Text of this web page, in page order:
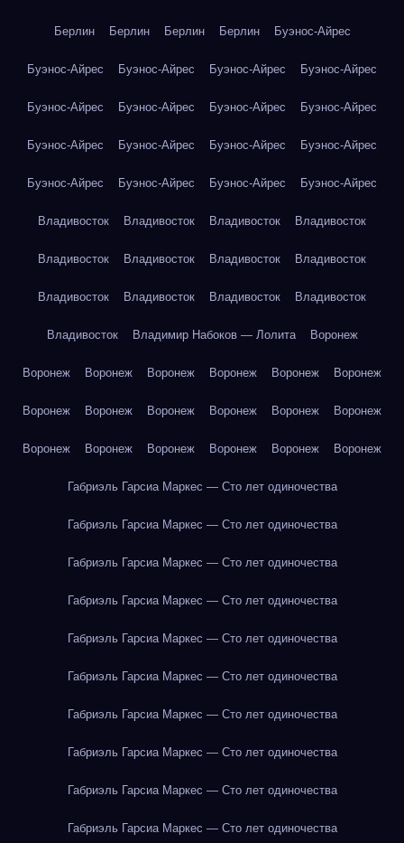
Берлин Берлин Берлин Берлин Буэнос-Айрес
Буэнос-Айрес Буэнос-Айрес Буэнос-Айрес Буэнос-Айрес
Буэнос-Айрес Буэнос-Айрес Буэнос-Айрес Буэнос-Айрес
Буэнос-Айрес Буэнос-Айрес Буэнос-Айрес Буэнос-Айрес
Буэнос-Айрес Буэнос-Айрес Буэнос-Айрес Буэнос-Айрес
Владивосток Владивосток Владивосток Владивосток
Владивосток Владивосток Владивосток Владивосток
Владивосток Владивосток Владивосток Владивосток
Владивосток Владимир Набоков — Лолита Воронеж
Воронеж Воронеж Воронеж Воронеж Воронеж Воронеж
Воронеж Воронеж Воронеж Воронеж Воронеж Воронеж
Воронеж Воронеж Воронеж Воронеж Воронеж Воронеж
Габриэль Гарсиа Маркес — Сто лет одиночества
Габриэль Гарсиа Маркес — Сто лет одиночества
Габриэль Гарсиа Маркес — Сто лет одиночества
Габриэль Гарсиа Маркес — Сто лет одиночества
Габриэль Гарсиа Маркес — Сто лет одиночества
Габриэль Гарсиа Маркес — Сто лет одиночества
Габриэль Гарсиа Маркес — Сто лет одиночества
Габриэль Гарсиа Маркес — Сто лет одиночества
Габриэль Гарсиа Маркес — Сто лет одиночества
Габриэль Гарсиа Маркес — Сто лет одиночества